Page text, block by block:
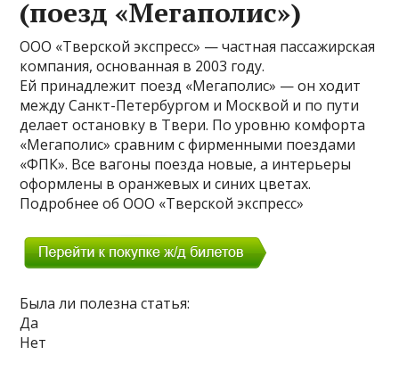
(поезд «Мегаполис»)
ООО «Тверской экспресс» — частная пассажирская
компания, основанная в 2003 году.
Ей принадлежит поезд «Мегаполис» — он ходит
между Санкт-Петербургом и Москвой и по пути
делает остановку в Твери. По уровню комфорта
«Мегаполис» сравним с фирменными поездами
«ФПК». Все вагоны поезда новые, а интерьеры
оформлены в оранжевых и синих цветах.
Подробнее об ООО «Тверской экспресс»
Была ли полезна статья:
Да
Нет